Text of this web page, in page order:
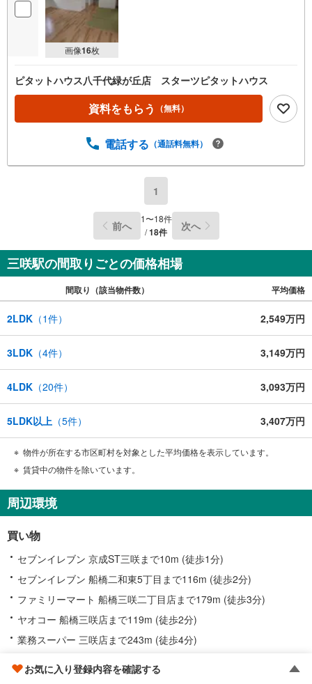
画像16枚
ピタットハウス八千代緑が丘店 スターツピタットハウス
資料をもらう （無料）
電話する （通話料無料）
1
前へ 1〜18件
/18件 次へ
三咲駅の間取りごとの価格相場
間取り（該当物件数） 平均価格
2LDK （1件） 2,549万円
3LDK （4件） 3,149万円
4LDK （20件） 3,093万円
5LDK以上 （5件） 3,407万円
物件が所在する市区町村を対象とした平均価格を表示しています。
賃貸中の物件を除いています。
周辺環境
買い物
セブンイレブン 京成ST三咲まで10m (徒歩1分)
セブンイレブン 船橋二和東5丁目まで116m (徒歩2分)
ファミリーマート 船橋三咲二丁目店まで179m (徒歩3分)
ヤオコー 船橋三咲店まで119m (徒歩2分)
業務スーパー 三咲店まで243m (徒歩4分)
教育お気に入り登録内容を確認する